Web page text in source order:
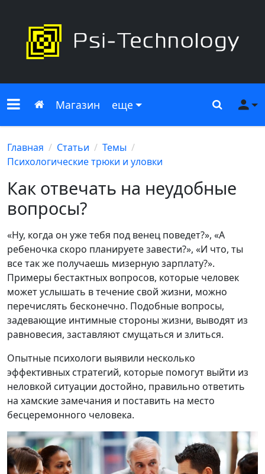
Меню сайта
Главная
Магазин еще Поиск
Главная Статьи
Темы
Психологические трюки и уловки
Как отвечать на неудобные
вопросы?
«Ну, когда он уже тебя под венец поведет?», «А
ребеночка скоро планируете завести?», «И что, ты
все так же получаешь мизерную зарплату?».
Примеры бестактных вопросов, которые человек
может услышать в течение свой жизни, можно
перечислять бесконечно. Подобные вопросы,
задевающие интимные стороны жизни, выводят из
равновесия, заставляют смущаться и злиться.
Опытные психологи выявили несколько
эффективных стратегий, которые помогут выйти из
неловкой ситуации достойно, правильно ответить
на хамские замечания и поставить на место
бесцеремонного человека.